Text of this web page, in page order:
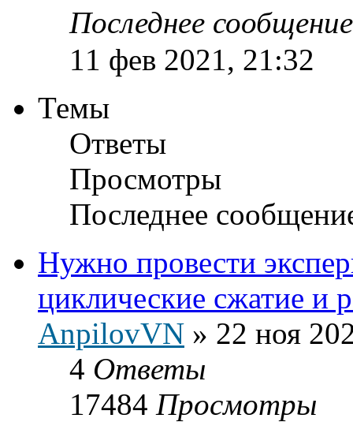
Последнее
11 фев 2021, 21:32
Темы
Ответы
Просмотры
Последнее
Нужно провести
циклические сжатие и
AnpilovVN » 22 ноя
4 Ответы
17484 Просмотры